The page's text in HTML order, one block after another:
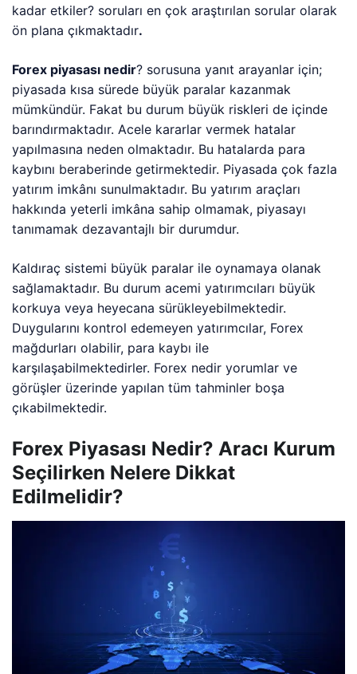
kadar etkiler? soruları en çok araştırılan sorular olarak
ön plana çıkmaktadır.
Forex piyasası nedir? sorusuna yanıt arayanlar için;
piyasada kısa sürede büyük paralar kazanmak
mümkündür. Fakat bu durum büyük riskleri de içinde
barındırmaktadır. Acele kararlar vermek hatalar
yapılmasına neden olmaktadır. Bu hatalarda para
kaybını beraberinde getirmektedir. Piyasada çok fazla
yatırım imkânı sunulmaktadır. Bu yatırım araçları
hakkında yeterli imkâna sahip olmamak, piyasayı
tanımamak dezavantajlı bir durumdur.
Kaldıraç sistemi büyük paralar ile oynamaya olanak
sağlamaktadır. Bu durum acemi yatırımcıları büyük
korkuya veya heyecana sürükleyebilmektedir.
Duygularını kontrol edemeyen yatırımcılar, Forex
mağdurları olabilir, para kaybı ile
karşılaşabilmektedirler. Forex nedir yorumlar ve
görüşler üzerinde yapılan tüm tahminler boşa
çıkabilmektedir.
Forex Piyasası Nedir? Aracı Kurum
Seçilirken Nelere Dikkat
Edilmelidir?